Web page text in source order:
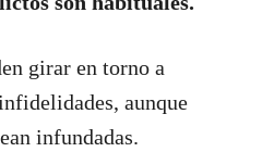
girar en torno a
aunque
infundadas.